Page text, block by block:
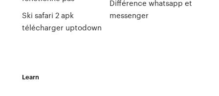
Ski safari 2 apk
télécharger uptodown
Différence whatsapp et
messenger
Learn